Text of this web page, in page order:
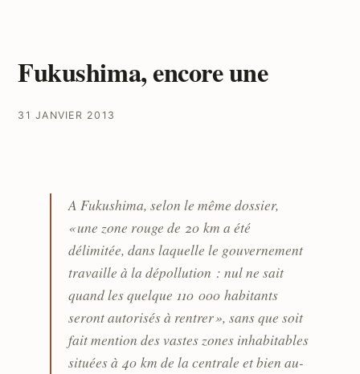
Fukushima, encore une
31 JANVIER 2013
A Fukushima, selon le même dossier,
« une zone rouge de 20 km a été
délimitée, dans laquelle le gouvernement
travaille à la dépollution : nul ne sait
quand les quelque 110 000 habitants
seront autorisés à rentrer », sans que soit
fait mention des vastes zones inhabitables
situées à 40 km de la centrale et bien au-